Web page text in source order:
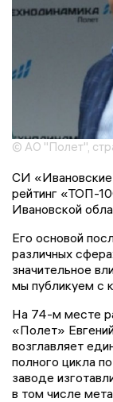
© АО "Полет",
СИ «Ивановские
рейтинг «ТОП-
Ивановской
Его основой
различных
значительное
мы публикуем с
На 74-м месте
«Полет»
возглавляет
полного цикла
заводе
в том числе